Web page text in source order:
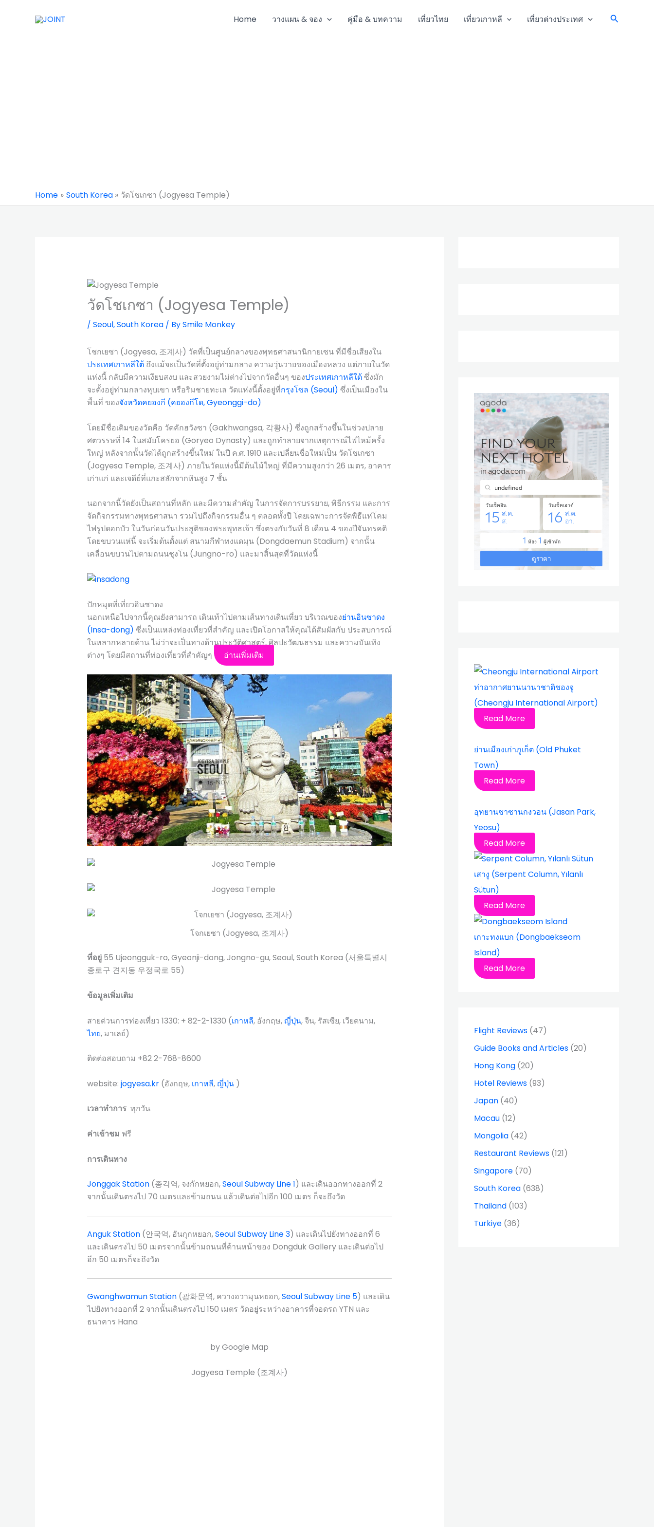
Home วางแผน & จอง คู่มือ & บทความ เที่ยวไทย เที่ยวเกาหลี เที่ยวต่างประเทศ Search
Home South Korea วัดโชเกซา (Jogyesa Temple)
วัดโชเกซา (Jogyesa Temple)
/ Seoul,South Korea/ BySmile Monkey
โชกเยซา (Jogyesa, 조계사) วัดที่เป็นศูนย์กลางของพุทธศาสนานิกายเซน ที่มีชื่อเสียงใน
ประเทศเกาหลีใต้ถึงแม้จะเป็นวัดที่ตั้งอยู่ท่ามกลาง ความวุ่นวายของเมืองหลวง แต่ภายในวัด
แห่งนี้ กลับมีความเงียบสงบ และสวยงามไม่ต่างไปจากวัดอื่นๆ ของประเทศเกาหลีใต้ซึ่งมัก
จะตั้งอยู่ท่ามกลางหุบเขา หรือริมชายทะเล วัดแห่งนี้ตั้งอยู่ที่กรุงโซล (Seoul) ซึ่งเป็นเมืองใน
พื้นที่ ของจังหวัดคยองกี (คยองกีโด, Gyeonggi-do)
โดยมีชื่อเดิมของวัดคือ วัดคักฮวังซา (Gakhwangsa, 각황사) ซึ่งถูกสร้างขึ้นในช่วงปลาย
ศตวรรษที่ 14 ในสมัยโครยอ (Goryeo Dynasty) และถูกทำลายจากเหตุการณ์ไฟไหม้ครั้ง
ใหญ่ หลังจากนั้นวัดได้ถูกสร้างขึ้นใหม่ ในปี ค.ศ. 1910 และเปลี่ยนชื่อใหม่เป็น วัดโชเกซา
(Jogyesa Temple, 조계사) ภายในวัดแห่งนี้มีต้นไม้ใหญ่ ที่มีความสูงกว่า 26 เมตร, อาคาร
เก่าแก่ และเจดีย์ที่แกะสลักจากหินสูง 7 ชั้น
นอกจากนี้วัดยังเป็นสถานที่หลัก และมีความสำคัญ ในการจัดการบรรยาย, พิธีกรรม และการ
จัดกิจกรรมทางพุทธศาสนา รวมไปถึงกิจกรรมอื่น ๆ ตลอดทั้งปี โดยเฉพาะการจัดพิธีแห่โคม
ไฟรูปดอกบัว ในวันก่อนวันประสูติของพระพุทธเจ้า ซึ่งตรงกับวันที่ 8 เดือน 4 ของปีจันทรคติ
โดยขบวนแห่นี้ จะเริ่มต้นตั้งแต่ สนามกีฬาทงแดมุน (Dongdaemun Stadium) จากนั้น
เคลื่อนขบวนไปตามถนนชุงโน (Jungno-ro) และมาสิ้นสุดที่วัดแห่งนี้
ปักหมุดที่เที่ยวอินซาดง
นอกเหนือไปจากนี้คุณยังสามารถ เดินเท้าไปตามเส้นทางเดินเที่ยว บริเวณของย่านอินซาดง
(Insa-dong) ซึ่งเป็นแหล่งท่องเที่ยวที่สำคัญ และเปิดโอกาสให้คุณได้สัมผัสกับ ประสบการณ์
ในหลากหลายด้าน ไม่ว่าจะเป็นทางด้านประวัติศาสตร์, ศิลปะวัฒนธรรม และความบันเทิง
ต่างๆ โดยมีสถานที่ท่องเที่ยวที่สำคัญๆ
อ่านเพิ่มเติม
โจกเยซา (Jogyesa, 조계사)
ที่อยู่55 Ujeongguk-ro, Gyeonji-dong, Jongno-gu, Seoul, South Korea (서울특별시
종로구 견지동 우정국로 55)
ข้อมูลเพิ่มเติม
สายด่วนการท่องเที่ยว 1330: + 82-2-1330 (เกาหลี, อังกฤษ,ญี่ปุ่น, จีน, รัสเซีย, เวียดนาม,
ไทย, มาเลย์)
ติดต่อสอบถาม +82 2-768-8600
website: jogyesa.kr(อังกฤษ, เกาหลี,ญี่ปุ่น)
เวลาทำการทุกวัน
ค่าเข้าชม ฟรี
การเดินทาง
Jonggak Station(종각역, จงกักหยอก,Seoul Subway Line 1) และเดินออกทางออกที่ 2
จากนั้นเดินตรงไป 70 เมตรและข้ามถนน แล้วเดินต่อไปอีก 100 เมตร ก็จะถึงวัด
Anguk Station(안국역, อันกุกหยอก,Seoul Subway Line 3) และเดินไปยังทางออกที่ 6
และเดินตรงไป 50 เมตรจากนั้นข้ามถนนที่ด้านหน้าของ Dongduk Gallery และเดินต่อไป
อีก 50 เมตรก็จะถึงวัด
Gwanghwamun Station(광화문역, ควางฮวามุนหยอก,Seoul Subway Line 5) และเดิน
ไปยังทางออกที่ 2 จากนั้นเดินตรงไป 150 เมตร วัดอยู่ระหว่างอาคารที่จอดรถ YTN และ
ธนาคาร Hana
by Google Map
Jogyesa Temple (조계사)
ท่าอากาศยานนานาชาติชองจู
(Cheongju International Airport)
Read More
ย่านเมืองเก่าภูเก็ต (Old Phuket
Town)
Read More
อุทยานชาซานกงวอน (Jasan Park,
Yeosu)
Read More
เสางู (Serpent Column, Yılanlı
Sütun)
Read More
เกาะทงแบก (Dongbaekseom
Island)
Read More
Flight Reviews (47)
Guide Books and Articles (20)
Hong Kong (20)
Hotel Reviews (93)
Japan (40)
Macau (12)
Mongolia (42)
Restaurant Reviews (121)
Singapore (70)
South Korea (638)
Thailand (103)
Turkiye (36)